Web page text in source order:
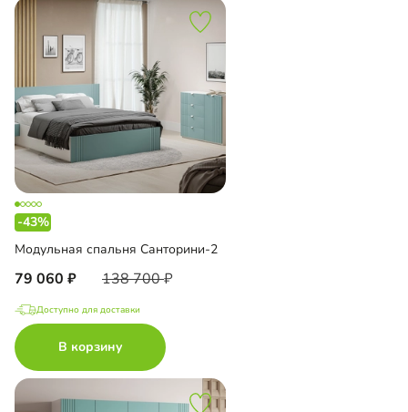
-43%
Модульная спальня Санторини-2
79 060 138 700
Доступно для доставки
В корзину